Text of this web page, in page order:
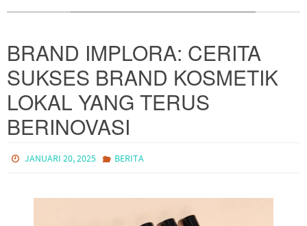
BRAND IMPLORA: CERITA
SUKSES BRAND KOSMETIK
LOKAL YANG TERUS
BERINOVASI
JANUARI 20, 2025 BERITA